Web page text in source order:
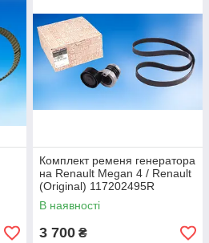
Комплект ременя генератора
на Renault Megan 4 / Renault
(Original) 117202495R
В наявності
3 700 ₴